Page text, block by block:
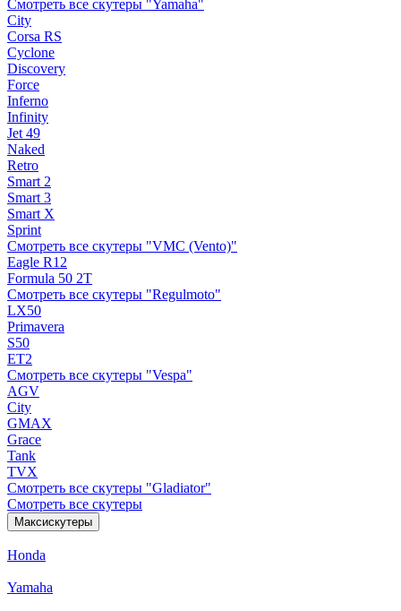
Смотреть все скутеры "Yamaha"
City
Corsa RS
Cyclone
Discovery
Force
Inferno
Infinity
Jet 49
Naked
Retro
Smart 2
Smart 3
Smart X
Sprint
Смотреть все скутеры "VMC (Vento)"
Eagle R12
Formula 50 2Т
Смотреть все скутеры "Regulmoto"
LX50
Primavera
S50
ET2
Смотреть все скутеры "Vespa"
AGV
City
GMAX
Grace
Tank
TVX
Смотреть все скутеры "Gladiator"
Смотреть все скутеры
Максискутеры
Honda
Yamaha